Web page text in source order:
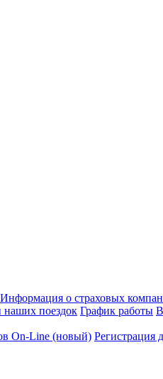
Информация о страховых
поездок График работы
On-Line (новый) Регистрация